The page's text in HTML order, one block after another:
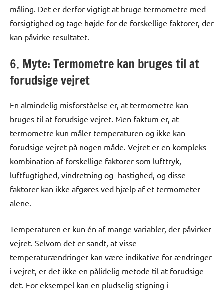
måling. Det er derfor vigtigt at bruge termometre med
forsigtighed og tage højde for de forskellige faktorer, der
kan påvirke resultatet.
6. Myte: Termometre kan bruges til at
forudsige vejret
En almindelig misforståelse er, at termometre kan
bruges til at forudsige vejret. Men faktum er, at
termometre kun måler temperaturen og ikke kan
forudsige vejret på nogen måde. Vejret er en kompleks
kombination af forskellige faktorer som lufttryk,
luftfugtighed, vindretning og -hastighed, og disse
faktorer kan ikke afgøres ved hjælp af et termometer
alene.
Temperaturen er kun én af mange variabler, der påvirker
vejret. Selvom det er sandt, at visse
temperaturændringer kan være indikative for ændringer
i vejret, er det ikke en pålidelig metode til at forudsige
det. For eksempel kan en pludselig stigning i